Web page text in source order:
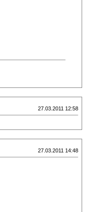
27.03.2011 12:58
27.03.2011 14:48